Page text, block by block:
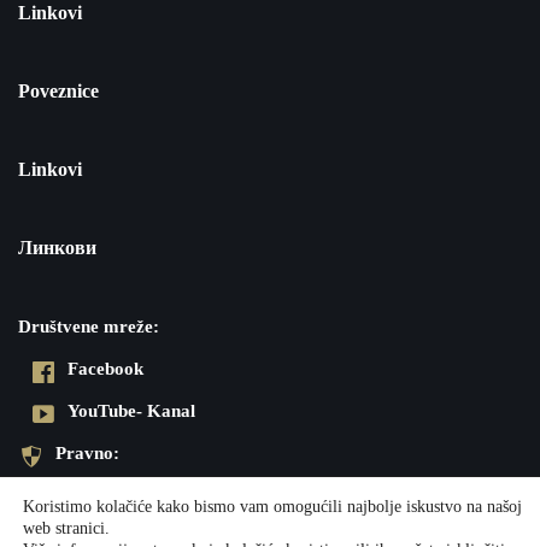
Linkovi
Poveznice
Linkovi
Линкови
Društvene mreže:
Facebook
YouTube- Kanal
Pravno:
Impresum
Koristimo kolačiće kako bismo vam omogućili najbolje iskustvo na našoj
web stranici.